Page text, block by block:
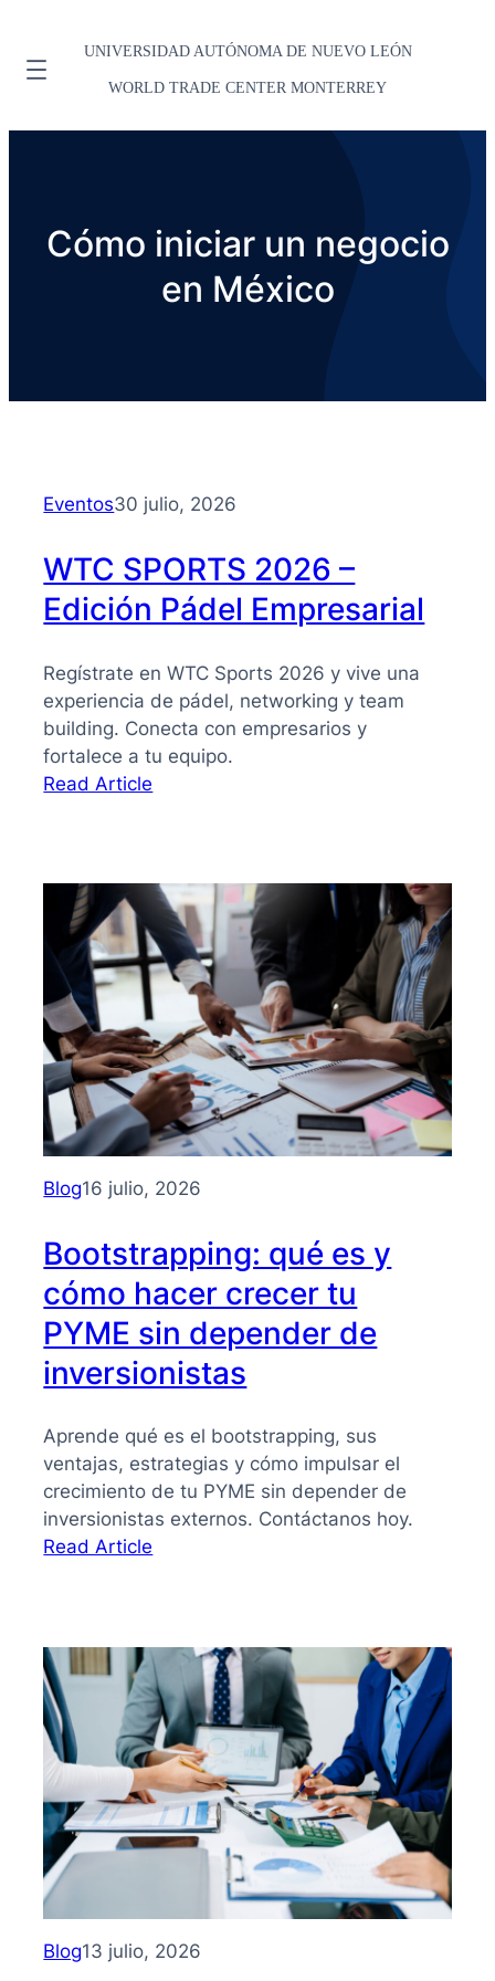
UNIVERSIDAD AUTÓNOMA DE NUEVO LEÓN
WORLD TRADE CENTER MONTERREY
Cómo iniciar un negocio
en México
Eventos30 julio, 2026
WTC SPORTS 2026 –
Edición Pádel Empresarial
Regístrate en WTC Sports 2026 y vive una
experiencia de pádel, networking y team
building. Conecta con empresarios y
fortalece a tu equipo.
Read Article
–
Edición
Pádel
Empresarial
Blog16 julio, 2026
Bootstrapping: qué es y
cómo hacer crecer tu
PYME sin depender de
inversionistas
Aprende qué es el bootstrapping, sus
ventajas, estrategias y cómo impulsar el
crecimiento de tu PYME sin depender de
inversionistas externos. Contáctanos hoy.
Read Article
y
cómo
hacer
crecer
tu
PYME
sin
depender
inversionistas
Blog13 julio, 2026